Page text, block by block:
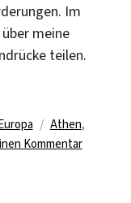
Im
meine
teilen.
Sprache
Schlagwörter
Athen,
Kommentarzu